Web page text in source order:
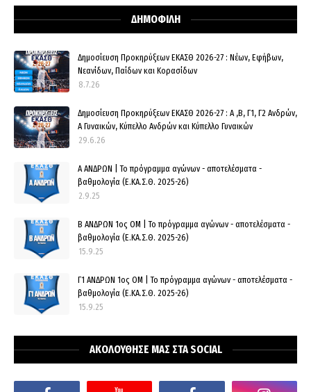
ΔΗΜΟΦΙΛΗ
Δημοσίευση Προκηρύξεων ΕΚΑΣΘ 2026-27 : Νέων, Εφήβων,
Νεανίδων, Παίδων και Κορασίδων
8.7.26
Δημοσίευση Προκηρύξεων ΕΚΑΣΘ 2026-27 : Α ,Β, Γ1, Γ2 Ανδρών,
Α Γυναικών, Κύπελλο Ανδρών και Κύπελλο Γυναικών
29.6.26
Α ΑΝΔΡΩΝ | Το πρόγραμμα αγώνων - αποτελέσματα -
βαθμολογία (Ε.ΚΑ.Σ.Θ. 2025-26)
2.9.25
Β ΑΝΔΡΩΝ 1ος ΟΜ | Το πρόγραμμα αγώνων - αποτελέσματα -
βαθμολογία (Ε.ΚΑ.Σ.Θ. 2025-26)
15.9.25
Γ1 ΑΝΔΡΩΝ 1ος ΟΜ | Το πρόγραμμα αγώνων - αποτελέσματα -
βαθμολογία (Ε.ΚΑ.Σ.Θ. 2025-26)
15.9.25
ΑΚΟΛΟΥΘΗΣΕ ΜΑΣ ΣΤΑ SOCIAL